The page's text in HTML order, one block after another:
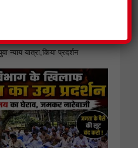
न्याय यात्रा,किया प्रदर्शन